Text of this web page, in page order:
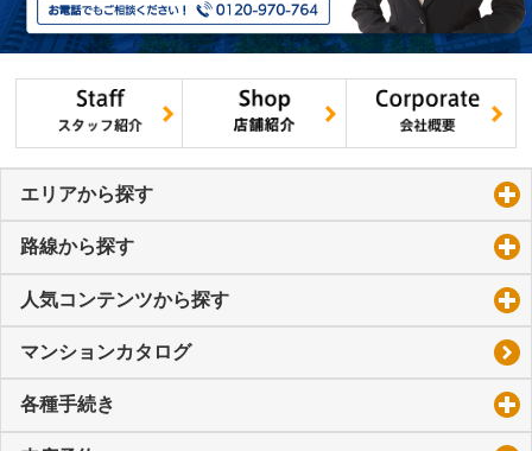
エリアから探す
路線から探す
人気コンテンツから探す
マンションカタログ
各種手続き